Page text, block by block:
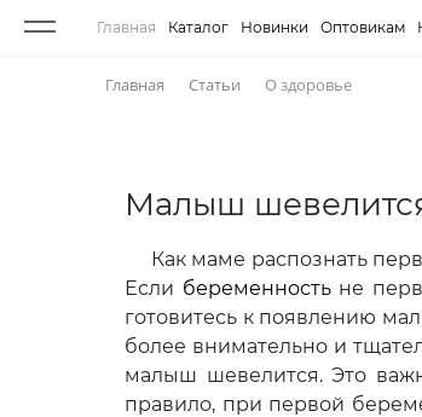
Главная Каталог Новинки Оптовикам
Главная Статьи О здоровье
Малыш
Как маме распознать
Если беременностьне
готовитесь к появлению
более внимательно и
малыш шевелится. Это
правило, при первой